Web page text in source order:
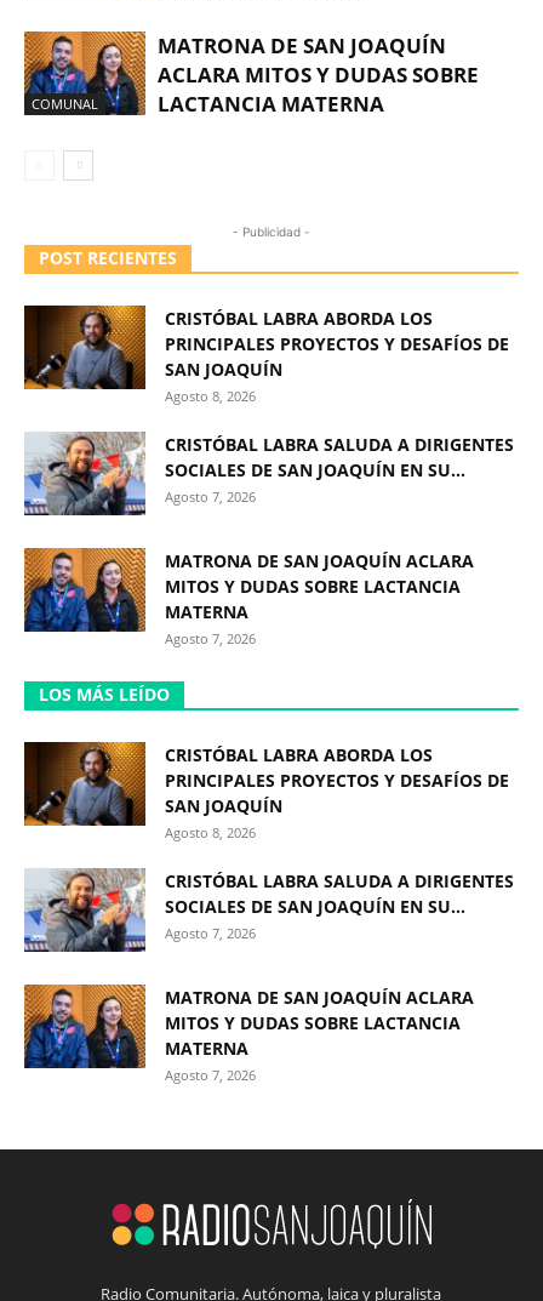
COMUNAL
MATRONA DE SAN JOAQUÍN
ACLARA MITOS Y DUDAS SOBRE
LACTANCIA MATERNA
- Publicidad -
POST RECIENTES
CRISTÓBAL LABRA ABORDA LOS
PRINCIPALES PROYECTOS Y DESAFÍOS DE
SAN JOAQUÍN
Agosto 8, 2026
CRISTÓBAL LABRA SALUDA A DIRIGENTES
SOCIALES DE SAN JOAQUÍN EN SU...
Agosto 7, 2026
MATRONA DE SAN JOAQUÍN ACLARA
MITOS Y DUDAS SOBRE LACTANCIA
MATERNA
Agosto 7, 2026
LOS MÁS LEÍDO
CRISTÓBAL LABRA ABORDA LOS
PRINCIPALES PROYECTOS Y DESAFÍOS DE
SAN JOAQUÍN
Agosto 8, 2026
CRISTÓBAL LABRA SALUDA A DIRIGENTES
SOCIALES DE SAN JOAQUÍN EN SU...
Agosto 7, 2026
MATRONA DE SAN JOAQUÍN ACLARA
MITOS Y DUDAS SOBRE LACTANCIA
MATERNA
Agosto 7, 2026
Radio Comunitaria. Autónoma, laica y pluralista